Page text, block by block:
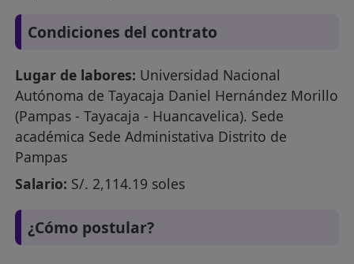
Condiciones del contrato
Lugar de labores: Universidad Nacional
Autónoma de Tayacaja Daniel Hernández Morillo
(Pampas - Tayacaja - Huancavelica). Sede
académica Sede Administativa Distrito de
Pampas
Salario: S/. 2,114.19 soles
¿Cómo postular?